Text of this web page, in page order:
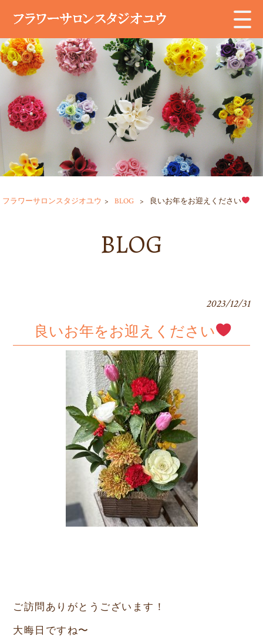
フラワーサロンスタジオユウ > BLOG > 良いお年をお迎えください
BLOG
2023/12/31
良いお年をお迎えください
ご訪問ありがとうございます！
大晦日ですね〜